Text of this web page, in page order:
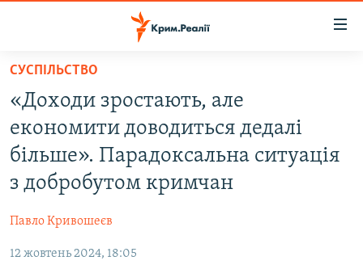
Перейти
основного
матеріалу
Перейти
до
основної
Перейти
до
ВОДА.КРИМ
ВІДЕО ТА ФОТО
ПОЛІТИКА
ПОГЛЯД
ІНТЕРВ'Ю
СУСПІЛЬСТВО
«Доходи зростають, але
економити доводиться дедалі
більше». Парадоксальна ситуація
з добробутом кримчан
Павло Кривошеєв
12 жовтень 2024, 18:05